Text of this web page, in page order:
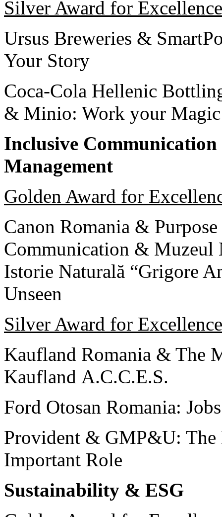
Silver Award for Excellence
Ursus Breweries &
Your Story
Coca-Cola Hellenic
& Minio: Work your
Inclusive
Management
Golden Award for
Canon Romania & Purpose
Communication & Muzeul
Istorie Naturală “Grigore
Unseen
Silver Award for Excellence
Kaufland Romania & The
Kaufland A.C.C.E.S.
Ford Otosan Romania:
Provident & GMP&U: The
Important Role
Sustainability & ESG